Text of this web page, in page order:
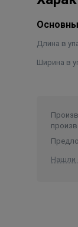
Длина в
Ширина в
Нашли